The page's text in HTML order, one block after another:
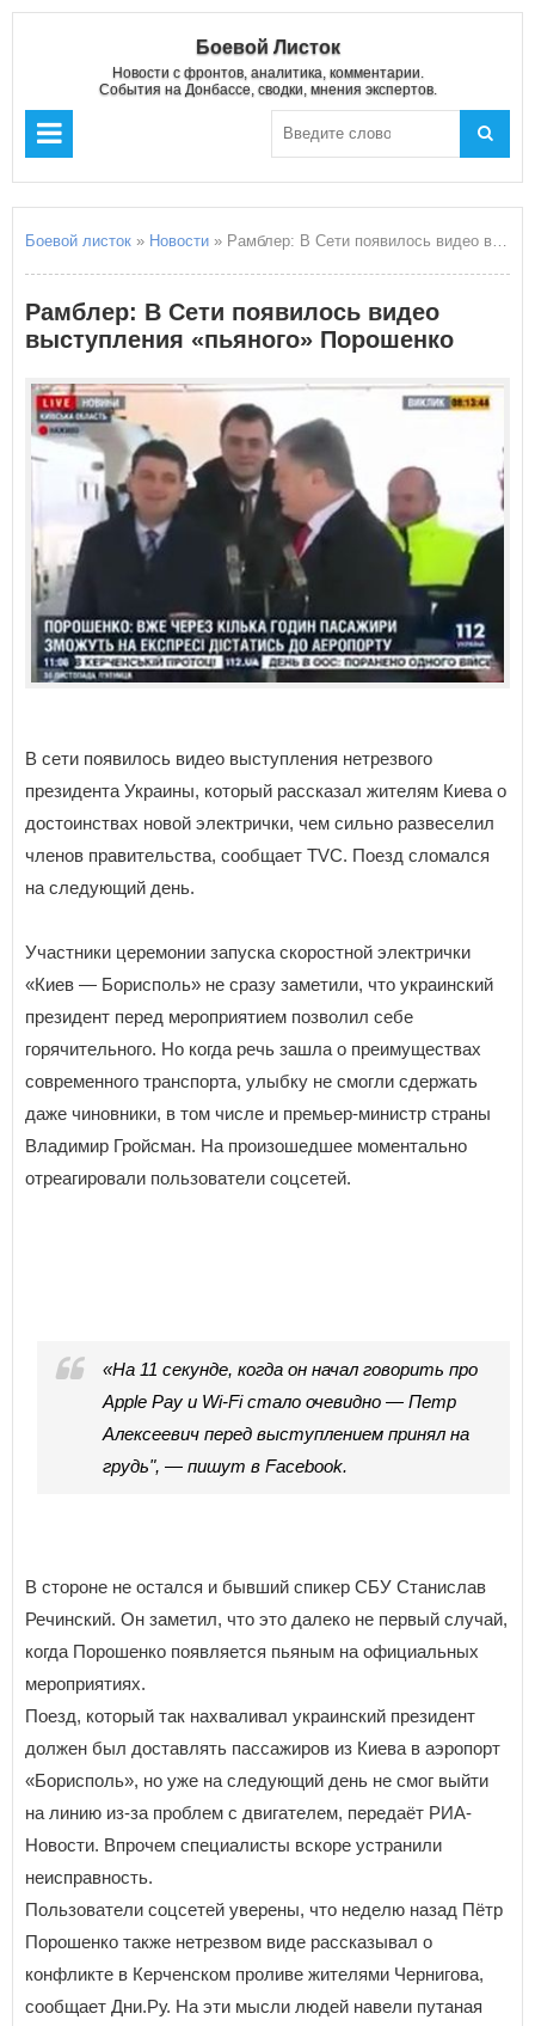
Боевой Листок
Новости с фронтов, аналитика, комментарии.
События на Донбассе, сводки, мнения экспертов.
Боевой листок » Новости » Рамблер: В Сети появилось видео выступления «пьяного» Порошенко
Рамблер: В Сети появилось видео
выступления «пьяного» Порошенко
В сети появилось видео выступления нетрезвого
президента Украины, который рассказал жителям Киева о
достоинствах новой электрички, чем сильно развеселил
членов правительства, сообщает TVC. Поезд сломался
на следующий день.
Участники церемонии запуска скоростной электрички
«Киев — Борисполь» не сразу заметили, что украинский
президент перед мероприятием позволил себе
горячительного. Но когда речь зашла о преимуществах
современного транспорта, улыбку не смогли сдержать
даже чиновники, в том числе и премьер-министр страны
Владимир Гройсман. На произошедшее моментально
отреагировали пользователи соцсетей.
«На 11 секунде, когда он начал говорить про
Apple Pay и Wi-Fi стало очевидно — Петр
Алексеевич перед выступлением принял на
грудь", — пишут в Facebook.
В стороне не остался и бывший спикер СБУ Станислав
Речинский. Он заметил, что это далеко не первый случай,
когда Порошенко появляется пьяным на официальных
мероприятиях.
Поезд, который так нахваливал украинский президент
должен был доставлять пассажиров из Киева в аэропорт
«Борисполь», но уже на следующий день не смог выйти
на линию из-за проблем с двигателем, передаёт РИА-
Новости. Впрочем специалисты вскоре устранили
неисправность.
Пользователи соцсетей уверены, что неделю назад Пётр
Порошенко также нетрезвом виде рассказывал о
конфликте в Керченском проливе жителями Чернигова,
сообщает Дни.Ру. На эти мысли людей навели путаная